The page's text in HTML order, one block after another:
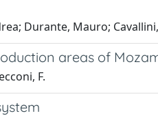
Durante, Mauro;
areas of
F.